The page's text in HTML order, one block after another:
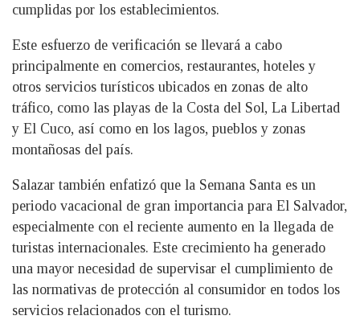
cumplidas por los establecimientos.
Este esfuerzo de verificación se llevará a cabo
principalmente en comercios, restaurantes, hoteles y
otros servicios turísticos ubicados en zonas de alto
tráfico, como las playas de la Costa del Sol, La Libertad
y El Cuco, así como en los lagos, pueblos y zonas
montañosas del país.
Salazar también enfatizó que la Semana Santa es un
periodo vacacional de gran importancia para El Salvador,
especialmente con el reciente aumento en la llegada de
turistas internacionales. Este crecimiento ha generado
una mayor necesidad de supervisar el cumplimiento de
las normativas de protección al consumidor en todos los
servicios relacionados con el turismo.